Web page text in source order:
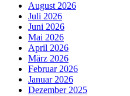
August 2026
Juli 2026
Juni 2026
Mai 2026
April 2026
März 2026
Februar 2026
Januar 2026
Dezember 2025